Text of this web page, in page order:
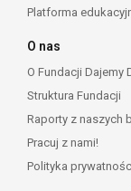
Platforma
O nas
O Fundacji Dajemy
Struktura Fundacji
Raporty z naszych
Pracuj z nami!
Polityka